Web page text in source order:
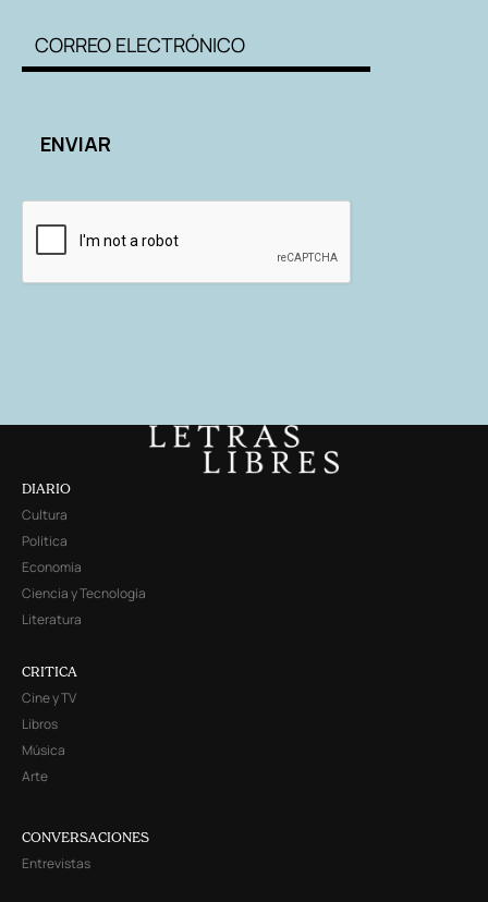
DIARIO
Cultura
Política
Economía
Ciencia y Tecnología
Literatura
CRITICA
Cine y TV
Libros
Música
Arte
CONVERSACIONES
Entrevistas